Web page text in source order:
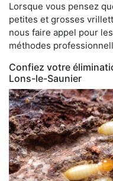
Lorsque vous pensez
petites et grosses
nous faire appel pour
méthodes
Confiez votre
Lons-le-Saunier